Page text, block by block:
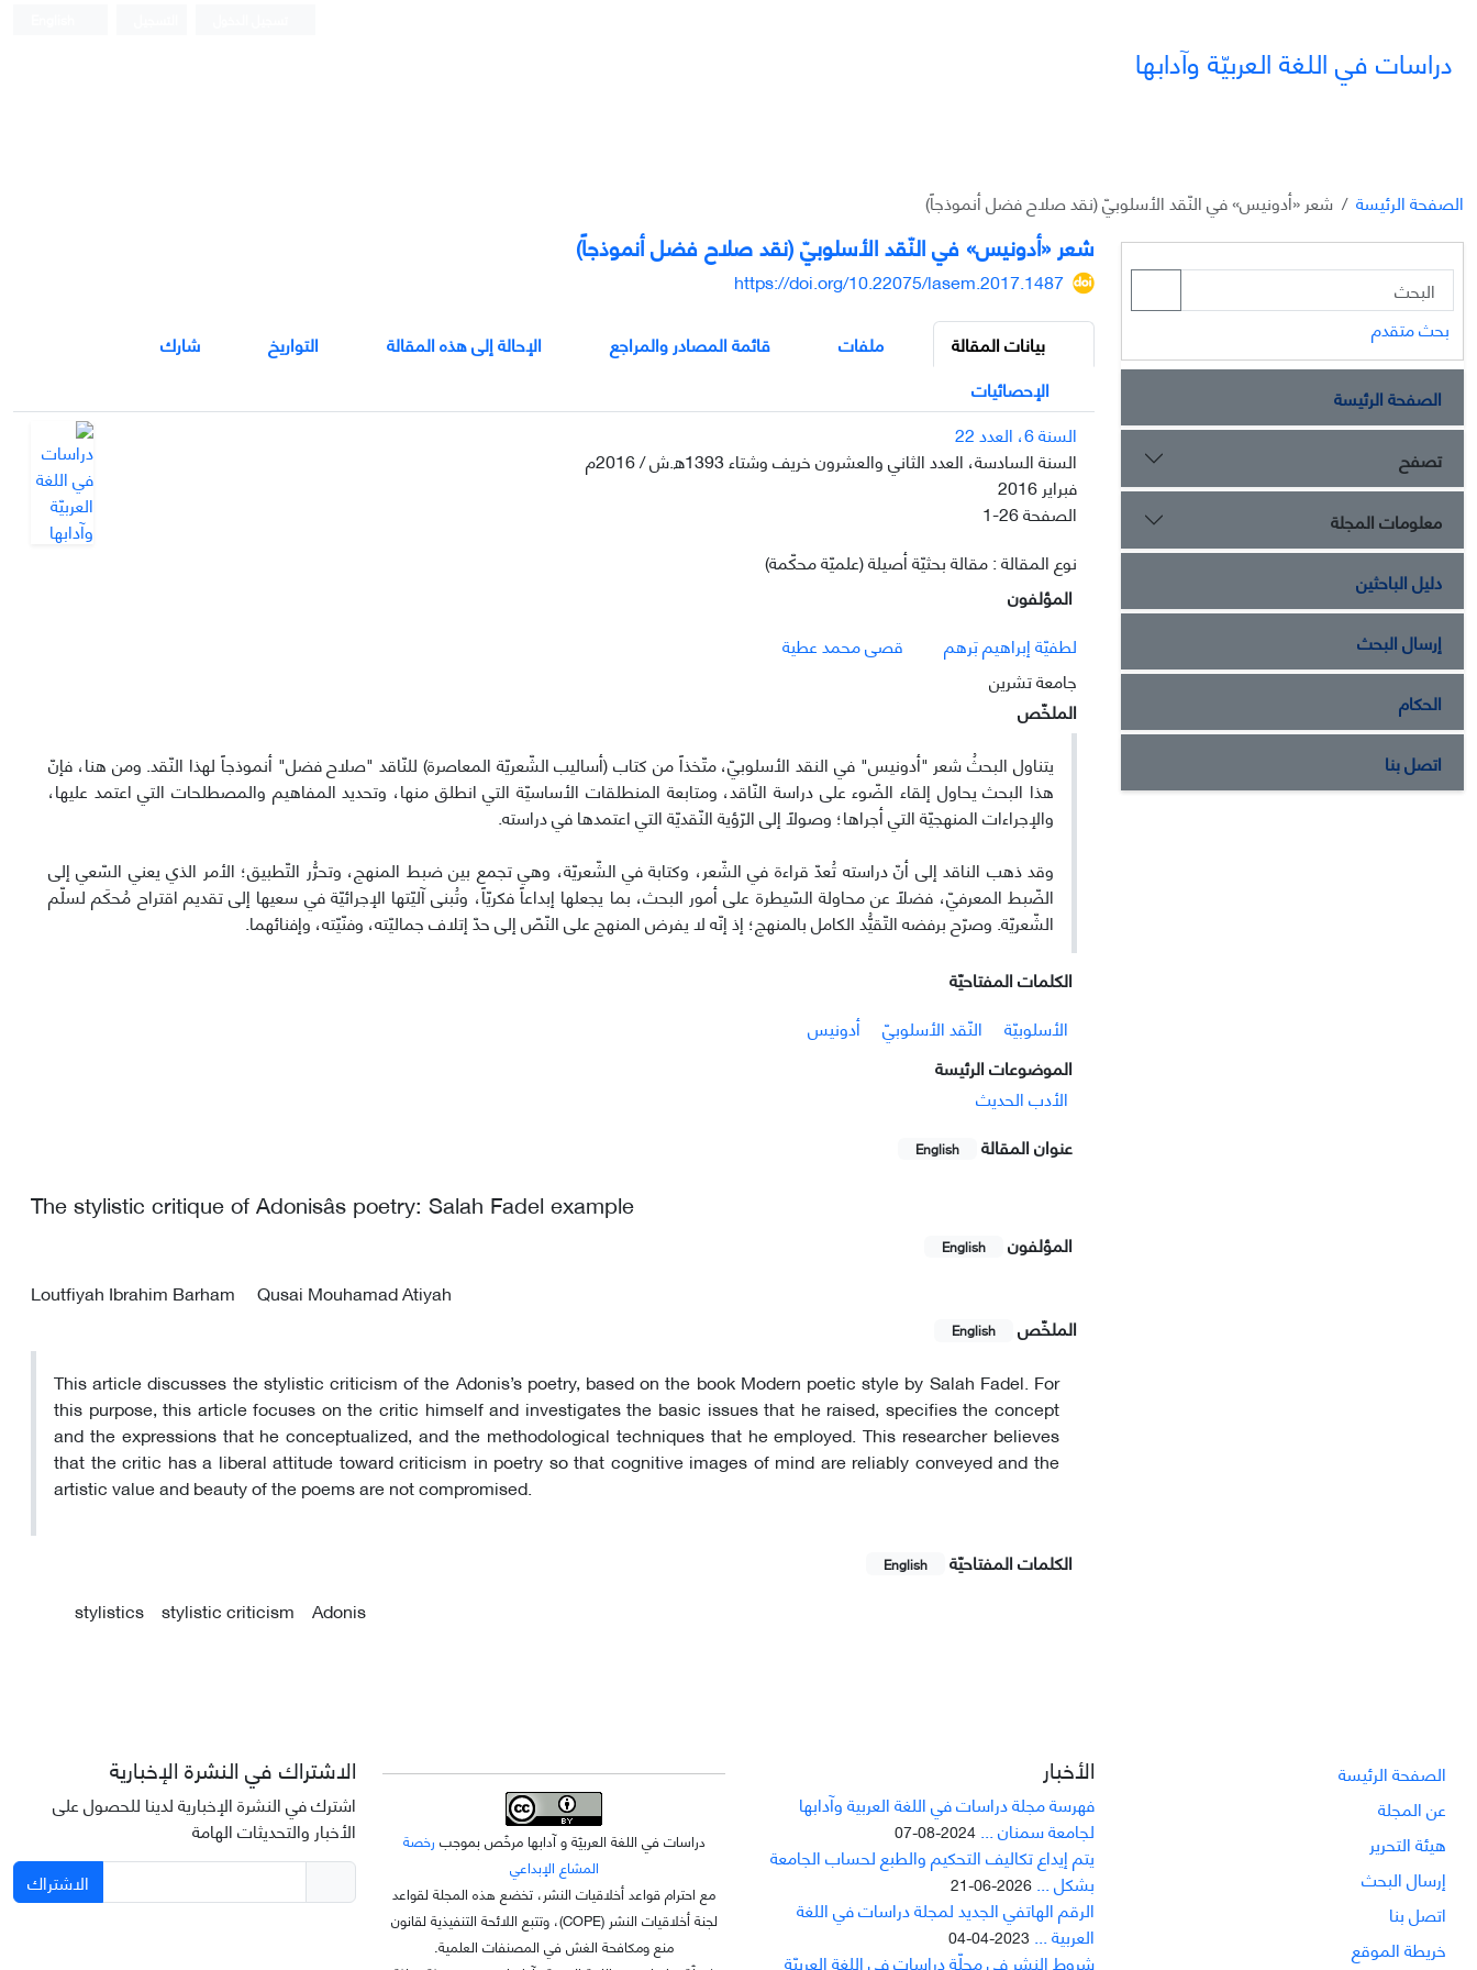
دراسات في اللغة العربيّة وآدابها
الصفحة الرئيسة شعر «أدونيس» في النّقد الأسلوبيّ (نقد صلاح فضل أنموذجاً)
شعر «أدونيس» في النّقد الأسلوبيّ (نقد صلاح فضل أنموذجاً)
https://doi.org/10.22075/lasem.2017.1487
بيانات المقالة
ملفات قائمة المصادر والمراجع الإحالة إلى هذه المقالة التواريخ
شارك
الإحصائيات
السنة 6، العدد 22
السنة السادسة، العدد الثاني والعشرون خريف وشتاء 1393ه.ش / 2016م
فبراير 2016
الصفحة1-26
نوع المقالة : مقالة بحثيّة أصيلة (علميّة محكّمة)
المؤلفون
لطفیّة إبراهیم بَرهم
قصی محمد عطیة
جامعة تشرین
الملخّص
يتناول البحثُ شعر "أدونيس" في النقد الأسلوبيّ، متّخذاً من كتاب (أساليب الشّعريّة المعاصرة) للنّاقد "صلاح فضل" أنموذجاً لهذا النّقد. ومن هنا، فإنّ
هذا البحث يحاول إلقاء الضّوء على دراسة النّاقد، ومتابعة المنطلقات الأساسيّة التي انطلق منها، وتحديد المفاهيم والمصطلحات التي اعتمد عليها،
والإجراءات المنهجيّة التي أجراها؛ وصولاً إلى الرّؤية النّقديّة التي اعتمدها في دراسته.
وقد ذهب الناقد إلى أنّ دراسته تُعدّ قراءة في الشّعر، وكتابة في الشّعريّة، وهي تجمع بين ضبط المنهج، وتحرُّر التّطبيق؛ الأمر الذي يعني السّعي إلى
الضّبط المعرفيّ، فضلاً عن محاولة السّيطرة على أمور البحث، بما يجعلها إبداعاً فكريّاً، وتُبنى آليّتها الإجرائيّة في سعيها إلى تقديم اقتراح مُحكَم لسلّم
الشّعريّة. وصرّح برفضه التّقيُّد الكامل بالمنهج؛ إذ إنّه لا يفرض المنهج على النّصّ إلى حدّ إتلاف جماليّته، وفنّيّته، وإفنائهما.
الکلمات المفتاحيّة
الأسلوبيّة
النّقد الأسلوبيّ
أدونيس
الموضوعات الرئيسة
الأدب الحدیث
عنوان المقالة
English
The stylistic critique of Adonisâs poetry: Salah Fadel example
المؤلفون English
Loutfiyah Ibrahim Barham
Qusai Mouhamad Atiyah
الملخّص
English
This article discusses the stylistic criticism of the Adonis’s poetry, based on the book Modern poetic style by Salah Fadel. For
this purpose, this article focuses on the critic himself and investigates the basic issues that he raised, specifies the concept
and the expressions that he conceptualized, and the methodological techniques that he employed. This researcher believes
that the critic has a liberal attitude toward criticism in poetry so that cognitive images of mind are reliably conveyed and the
artistic value and beauty of the poems are not compromised.
الکلمات المفتاحيّة English
stylistics stylistic criticism Adonis
بحث متقدم
الصفحة الرئيسة
تصفح
معلومات المجلة
دليل الباحثين
إرسال البحث
الحكام
اتصل بنا
الصفحة الرئيسة
عن المجلة
هيئة التحرير
إرسال البحث
اتصل بنا
خريطة الموقع
الأخبار
فهرسة مجلة دراسات في اللغة العربية وآدابها
لجامعة سمنان ... 2024-08-07
يتم إيداع تکاليف التحکيم والطبع لحساب الجامعة
بشکل ... 2026-06-21
الرقم الهاتفي الجديد لمجلة دراسات في اللغة
العربية ... 2023-04-04
شروط النشر في مجلّة دراسات في اللغة العربيّة
دراسات في اللغة العربيّة و آدابها مرخّص بموجب رخصة
المشاع الإبداعي
مع احترام قواعد أخلاقيات النشر، تخضع هذه المجلة لقواعد
لجنة أخلاقيات النشر (COPE)، وتتبع اللائحة التنفيذية لقانون
منع ومكافحة الغش في المصنفات العلمية.
الاشتراك في النشرة الإخبارية
اشترك في النشرة الإخبارية لدينا للحصول على
الأخبار والتحديثات الهامة
الاشتراك